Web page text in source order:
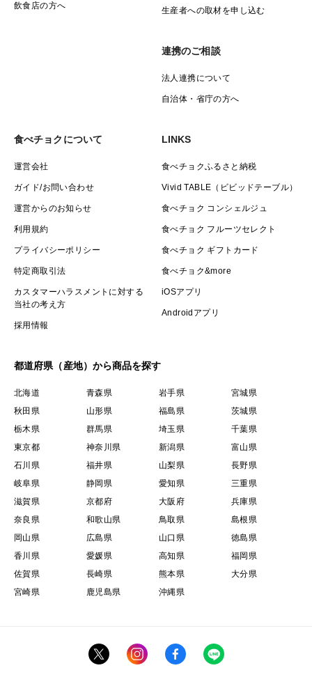
飲食店の方へ 生産者への取材を申し込む
連携のご相談
法人連携について
自治体・省庁の方へ
食べチョクについて
運営会社
ガイド/お問い合わせ
運営からのお知らせ
利用規約
プライバシーポリシー
特定商取引法
カスタマーハラスメントに対する
当社の考え方
採用情報
LINKS
食べチョクふるさと納税
Vivid TABLE（ビビッドテーブル）
食べチョク コンシェルジュ
食べチョク フルーツセレクト
食べチョク ギフトカード
食べチョク&more
iOSアプリ
Androidアプリ
都道府県（産地）から商品を探す
北海道 青森県 岩手県
宮城県
秋田県
山形県 福島県
茨城県
栃木県
群馬県 埼玉県
千葉県
東京都
神奈川県 新潟県
富山県
石川県
福井県 山梨県
長野県
岐阜県
静岡県 愛知県
三重県
滋賀県
京都府 大阪府
兵庫県
奈良県
和歌山県 鳥取県
島根県
岡山県
広島県 山口県
徳島県
香川県
愛媛県 高知県
福岡県
佐賀県
長崎県 熊本県
大分県
宮崎県
鹿児島県 沖縄県